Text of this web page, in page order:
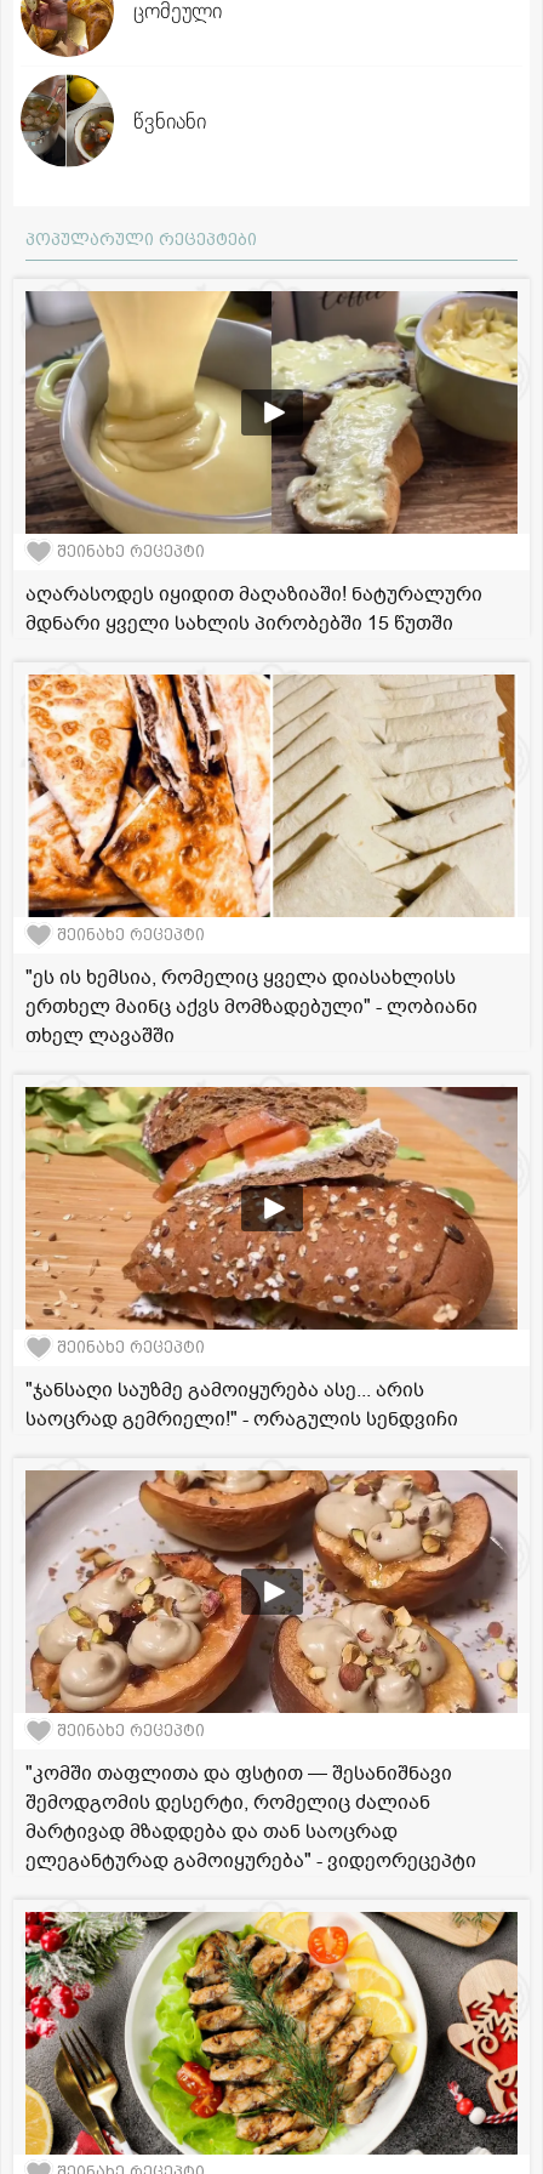
ცომეული
წვნიანი
პოპულარული რეცეპტები
შეინახე რეცეპტი
აღარასოდეს იყიდით მაღაზიაში! ნატურალური
მდნარი ყველი სახლის პირობებში 15 წუთში
შეინახე რეცეპტი
"ეს ის ხემსია, რომელიც ყველა დიასახლისს
ერთხელ მაინც აქვს მომზადებული" - ლობიანი
თხელ ლავაშში
შეინახე რეცეპტი
"ჯანსაღი საუზმე გამოიყურება ასე... არის
საოცრად გემრიელი!" - ორაგულის სენდვიჩი
შეინახე რეცეპტი
"კომში თაფლითა და ფსტით — შესანიშნავი
შემოდგომის დესერტი, რომელიც ძალიან
მარტივად მზადდება და თან საოცრად
ელეგანტურად გამოიყურება" - ვიდეორეცეპტი